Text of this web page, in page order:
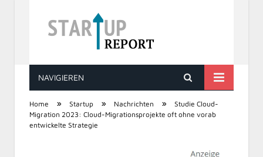
STARTUP REPORT
NAVIGIEREN
Home » Startup » Nachrichten »
Studie Cloud-
Migration 2023: Cloud-Migrationsprojekte oft ohne vorab
entwickelte Strategie